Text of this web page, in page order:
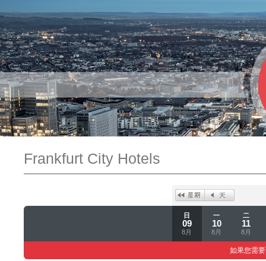
Frankfurt City Hotels
日
09
8月
一
10
8月
二
11
8月
如果您需